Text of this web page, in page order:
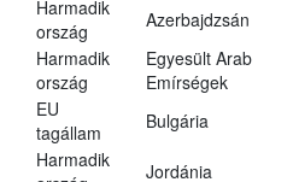
Harmadik
ország
Azerbajdzsán
Harmadik
ország
Egyesült Arab
Emírségek
EU
tagállam
Bulgária
Harmadik
Jordánia